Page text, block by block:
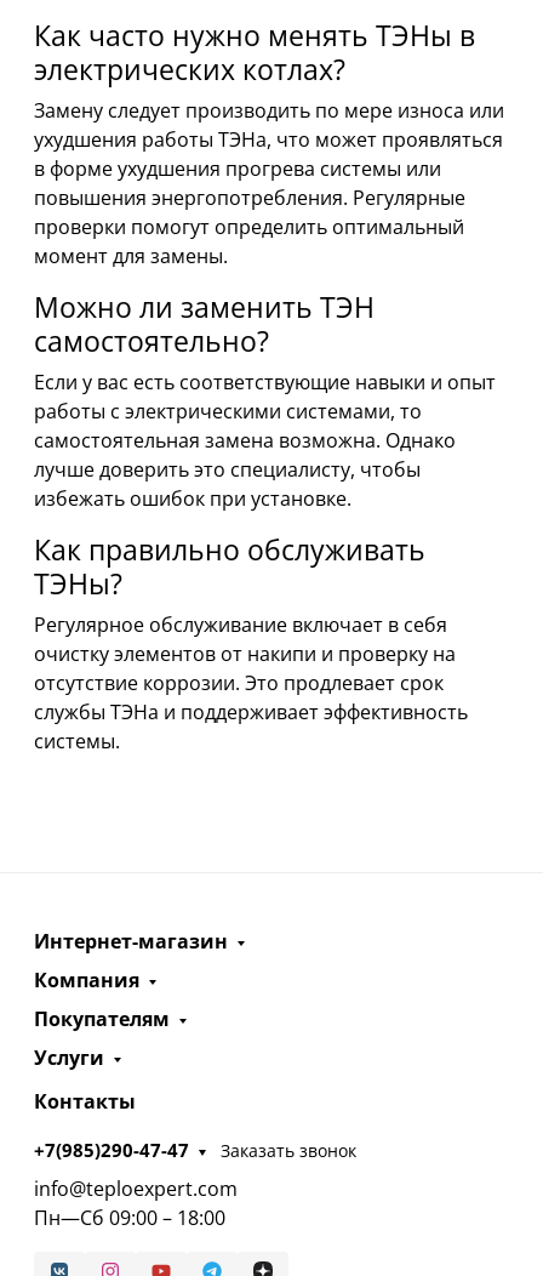
Как часто нужно менять ТЭНы в
электрических котлах?
Замену следует производить по мере износа или
ухудшения работы ТЭНа, что может проявляться
в форме ухудшения прогрева системы или
повышения энергопотребления. Регулярные
проверки помогут определить оптимальный
момент для замены.
Можно ли заменить ТЭН
самостоятельно?
Если у вас есть соответствующие навыки и опыт
работы с электрическими системами, то
самостоятельная замена возможна. Однако
лучше доверить это специалисту, чтобы
избежать ошибок при установке.
Как правильно обслуживать
ТЭНы?
Регулярное обслуживание включает в себя
очистку элементов от накипи и проверку на
отсутствие коррозии. Это продлевает срок
службы ТЭНа и поддерживает эффективность
системы.
Интернет-магазин
Компания
Покупателям
Услуги
Контакты
+7(985)290-47-47 Заказать звонок
info@teploexpert.com
Пн—Сб 09:00 – 18:00